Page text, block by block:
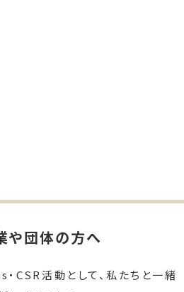
や団体の方へ
CSR活動として、私たちと一緒